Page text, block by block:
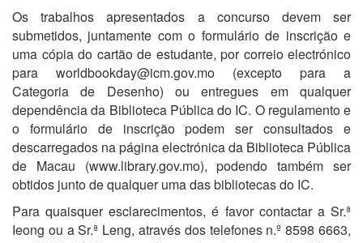
Os trabalhos apresentados a concurso devem ser
submetidos, juntamente com o formulário de inscrição e
uma cópia do cartão de estudante, por correio electrónico
para worldbookday@icm.gov.mo (excepto para a
Categoria de Desenho) ou entregues em qualquer
dependência da Biblioteca Pública do IC. O regulamento e
o formulário de inscrição podem ser consultados e
descarregados na página electrónica da Biblioteca Pública
de Macau (www.library.gov.mo), podendo também ser
obtidos junto de qualquer uma das bibliotecas do IC.
Para quaisquer esclarecimentos, é favor contactar a Sr.ª
Ieong ou a Sr.ª Leng, através dos telefones n.º 8598 6663,